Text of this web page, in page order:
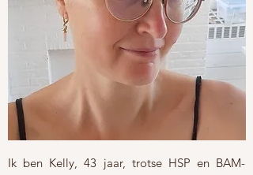
Ik ben Kelly, 43 jaar, trotse HSP en BAM-